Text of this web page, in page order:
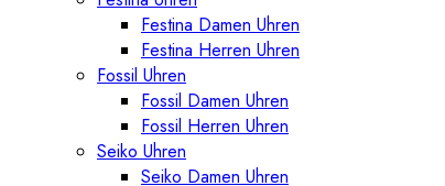
Festina Damen Uhren
Festina Herren Uhren
Fossil Uhren
Fossil Damen Uhren
Fossil Herren Uhren
Seiko Uhren
Seiko Damen Uhren